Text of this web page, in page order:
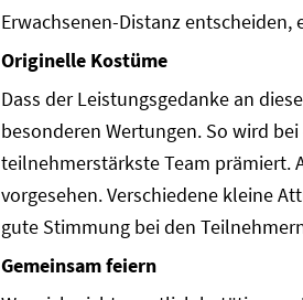
Erwachsenen-Distanz
Originelle Kostüme
Dass der Leistungsgedanke an
besonderen Wertungen. So wird
teilnehmerstärkste Team prämiert.
vorgesehen. Verschiedene kleine
gute Stimmung bei den
Gemeinsam feiern